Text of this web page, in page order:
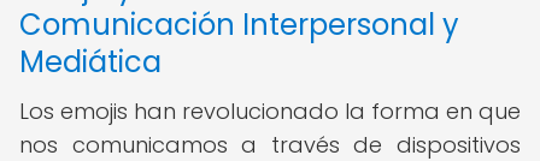
Comunicación Interpersonal y
Mediática
Los emojis han revolucionado la forma en que
nos comunicamos a través de dispositivos